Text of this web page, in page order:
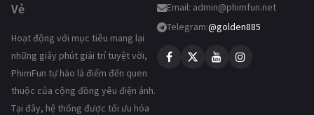
Vẻ
Hoạt động với mục tiêu mang lại
những giây phút giải trí tuyệt vời,
PhimFun tự hào là điểm đến quen
thuộc của cộng đồng yêu điện ảnh.
Tại đây, hệ thống được tối ưu hóa
Email: admin@phimfun.net
Telegram:@golden885